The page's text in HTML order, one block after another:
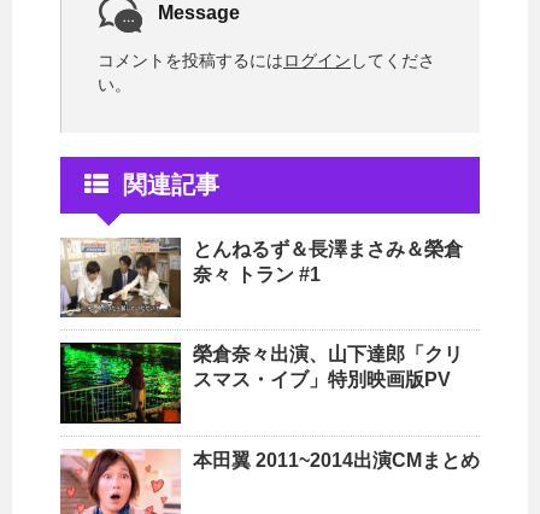
Message
コメントを投稿するにはログイン してくださ
い。
関連記事
とんねるず＆長澤まさみ＆榮倉
奈々 トラン #1
榮倉奈々出演、山下達郎「クリ
スマス・イブ」特別映画版PV
本田翼 2011~2014出演CMまとめ